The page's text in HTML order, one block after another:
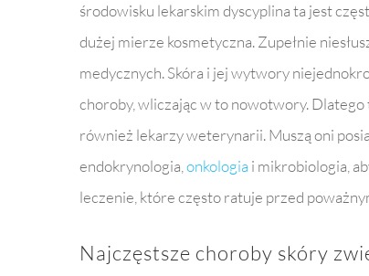
środowisku lekarskim dyscyplina ta jest
dużej mierze kosmetyczna. Zupełnie
medycznych. Skóra i jej wytwory
choroby, wliczając w to nowotwory.
również lekarzy weterynarii. Muszą oni
endokrynologia, onkologia i mikrobiologia,
leczenie, które często ratuje przed
Najczęstsze choroby skóry